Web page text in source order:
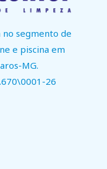
no segmento de
e piscina em
MG.
26